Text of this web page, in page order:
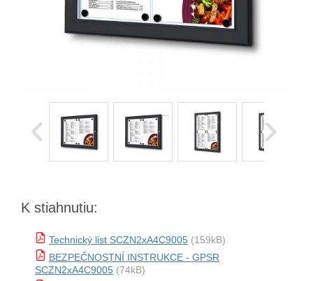
K stiahnutiu:
Technický list SCZN2xA4C9005 (159kB)
BEZPEČNOSTNÍ INSTRUKCE - GPSR
SCZN2xA4C9005 (74kB)